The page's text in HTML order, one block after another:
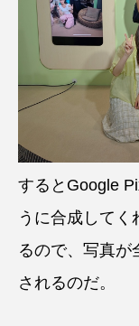
するとGoogle
うに合成してく
るので、写真が
されるのだ。